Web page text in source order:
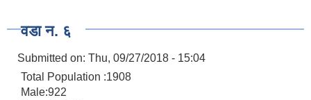
वडा न. ६
Submitted on: Thu, 09/27/2018 - 15:04
Total Population :1908
Male:922